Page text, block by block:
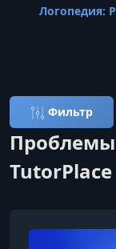
Логопедия:
Фильтр
TutorPlace